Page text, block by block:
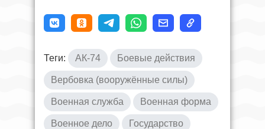
Теги: АК-74 Боевые действия
Вербовка (вооружённые силы)
Военная служба Военная форма
Военное дело Государство